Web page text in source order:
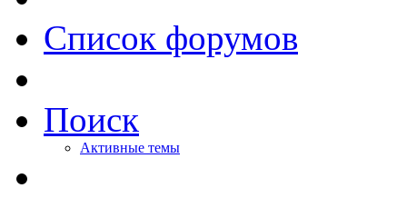
Список форумов
Поиск
Активные темы